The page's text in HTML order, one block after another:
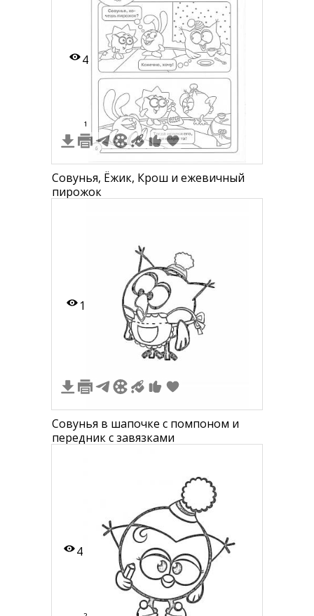
4
1
Совунья, Ёжик, Крош и ежевичный
пирожок
1
Совунья в шапочке с помпоном и
передник с завязками
4